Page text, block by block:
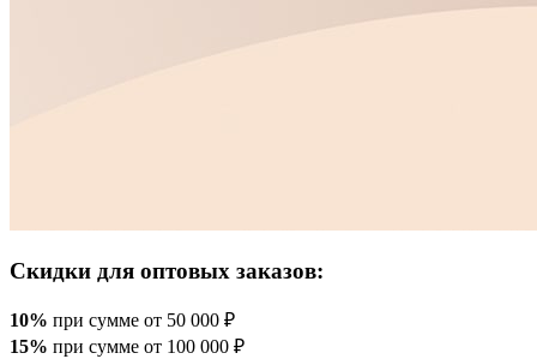
Скидки для оптовых заказов:
10% при сумме от 50 000 ₽
15% при сумме от 100 000 ₽